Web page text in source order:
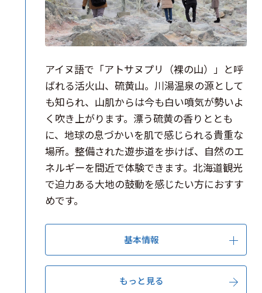
アイヌ語で「アトサヌプリ（裸の山）」と呼
ばれる活火山、硫黄山。川湯温泉の源として
も知られ、山肌からは今も白い噴気が勢いよ
く吹き上がります。漂う硫黄の香りととも
に、地球の息づかいを肌で感じられる貴重な
場所。整備された遊歩道を歩けば、自然のエ
ネルギーを間近で体験できます。北海道観光
で迫力ある大地の鼓動を感じたい方におすす
めです。
基本情報
もっと見る